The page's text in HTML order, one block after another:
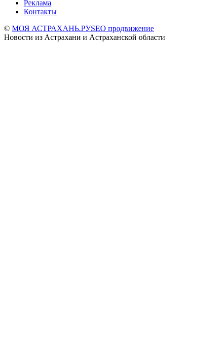
Реклама
Контакты
© МОЯ АСТРАХАНЬ.РУSEO продвижение
Новости из Астрахани и Астраханской области